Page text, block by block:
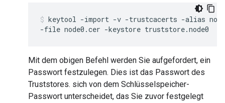
keytool -import -v -trustcacerts -alias
-file node0.cer -keystore truststore.node0
Mit dem obigen Befehl werden Sie aufgefordert, ein
Passwort festzulegen. Dies ist das Passwort des
Truststores. sich von dem Schlüsselspeicher-
Passwort unterscheidet, das Sie zuvor festgelegt